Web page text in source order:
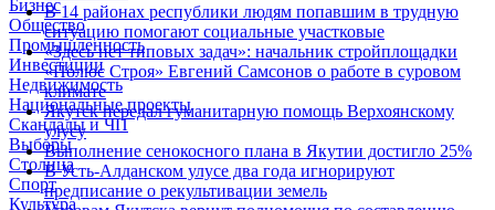
Бизнес
Общество
Промышленность
Инвестиции
Недвижимость
Национальные проекты
Скандалы и ЧП
Выборы
Столица
Спорт
Культура
В 14 районах республики людям попавшим в трудную
ситуацию помогают социальные участковые
«Здесь нет типовых задач»: начальник стройплощадки
«Полюс Строя» Евгений Самсонов о работе в суровом
климате
Якутск передал гуманитарную помощь Верхоянскому
улусу
Выполнение сенокосного плана в Якутии достигло 25%
В Усть-Алданском улусе два года игнорируют
предписание о рекультивации земель